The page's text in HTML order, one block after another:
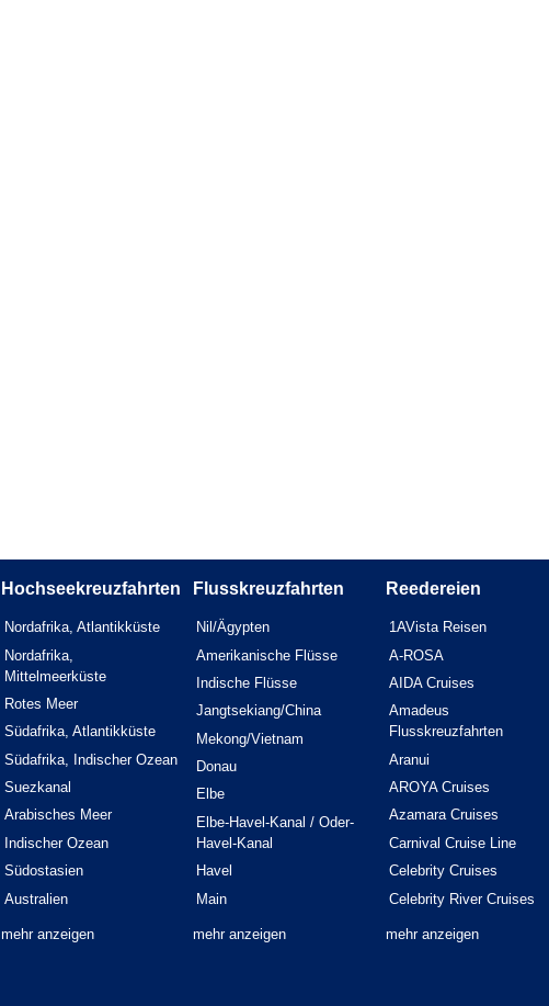
Hochseekreuzfahrten
Nordafrika, Atlantikküste
Nordafrika,
Mittelmeerküste
Rotes Meer
Südafrika, Atlantikküste
Südafrika, Indischer Ozean
Suezkanal
Arabisches Meer
Indischer Ozean
Südostasien
Australien
mehr anzeigen
Flusskreuzfahrten
Nil/Ägypten
Amerikanische Flüsse
Indische Flüsse
Jangtsekiang/China
Mekong/Vietnam
Donau
Elbe
Elbe-Havel-Kanal / Oder-
Havel-Kanal
Havel
Main
mehr anzeigen
Reedereien
1AVista Reisen
A-ROSA
AIDA Cruises
Amadeus
Flusskreuzfahrten
Aranui
AROYA Cruises
Azamara Cruises
Carnival Cruise Line
Celebrity Cruises
Celebrity River Cruises
mehr anzeigen